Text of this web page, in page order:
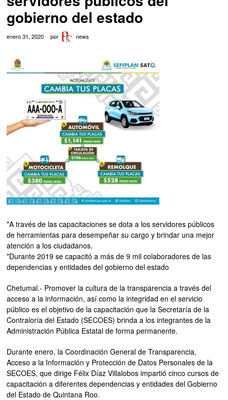
gobierno del estado
enero 31, 2020 por news
*A través de las capacitaciones se dota a los servidores públicos
de herramientas para desempeñar su cargo y brindar una mejor
atención a los ciudadanos.
*Durante 2019 se capacitó a más de 9 mil colaboradores de las
dependencias y entidades del gobierno del estado
Chetumal.- Promover la cultura de la transparencia a través del
acceso a la información, así como la integridad en el servicio
público es el objetivo de la capacitación que la Secretaría de la
Contraloría del Estado (SECOES) brinda a los integrantes de la
Administración Pública Estatal de forma permanente.
Durante enero, la Coordinación General de Transparencia,
Acceso a la Información y Protección de Datos Personales de la
SECOES, que dirige Félix Díaz Villalobos impartió cinco cursos de
capacitación a diferentes dependencias y entidades del Gobierno
del Estado de Quintana Roo.